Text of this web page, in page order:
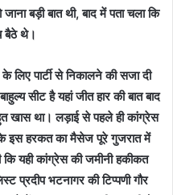
बड़ी बात थी, बाद में पता चला कि
बैठे थे।
पार्टी से निकालने की सजा दी
सीट है यहां जीत हार की बात बाद
खास था। लड़ाई से पहले ही कांग्रेस
के इस हरकत का मैसेज पूरे गुजरात में
कि यही कांग्रेस की जमीनी हकीकत
प्रदीप भटनागर की टिप्पणी गौर